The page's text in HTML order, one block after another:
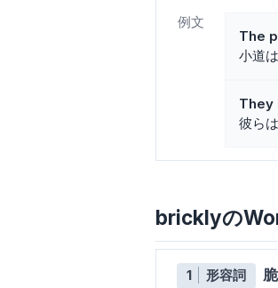
例文
The
小道
They
彼ら
bricklyの
1 形容詞